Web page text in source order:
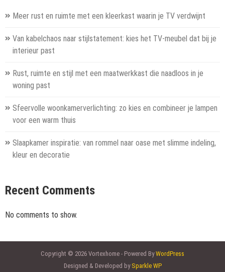
Meer rust en ruimte met een kleerkast waarin je TV verdwijnt
Van kabelchaos naar stijlstatement: kies het TV-meubel dat bij je
interieur past
Rust, ruimte en stijl met een maatwerkkast die naadloos in je
woning past
Sfeervolle woonkamerverlichting: zo kies en combineer je lampen
voor een warm thuis
Slaapkamer inspiratie: van rommel naar oase met slimme indeling,
kleur en decoratie
Recent Comments
No comments to show.
Copyright © 2026 Vortexhome - Powered ByWordPress
Designed & Developed by Sparkle WP